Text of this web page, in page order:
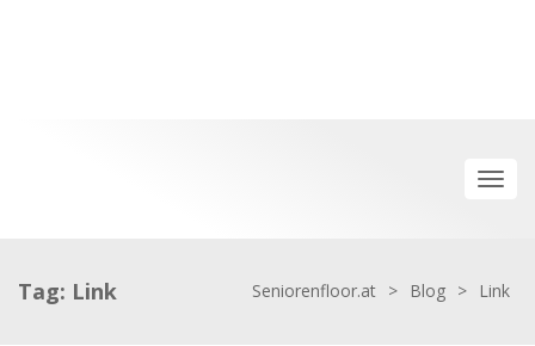
Tag: Link Seniorenfloor.at > Blog > Link